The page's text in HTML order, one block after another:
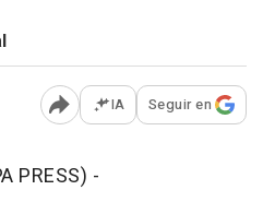
Abrir opciones para
IA Seguir en
PRESS) -